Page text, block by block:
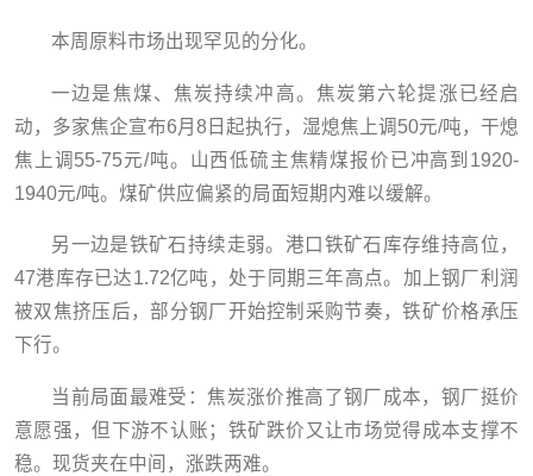
本周原料市场出现罕见的分化。
一边是焦煤、焦炭持续冲高。焦炭第六轮提涨已经启
动，多家焦企宣布6月8日起执行，湿熄焦上调50元/吨，干熄
焦上调55-75元/吨。山西低硫主焦精煤报价已冲高到1920-
1940元/吨。煤矿供应偏紧的局面短期内难以缓解。
另一边是铁矿石持续走弱。港口铁矿石库存维持高位，
47港库存已达1.72亿吨，处于同期三年高点。加上钢厂利润
被双焦挤压后，部分钢厂开始控制采购节奏，铁矿价格承压
下行。
当前局面最难受：焦炭涨价推高了钢厂成本，钢厂挺价
意愿强，但下游不认账；铁矿跌价又让市场觉得成本支撑不
稳。现货夹在中间，涨跌两难。